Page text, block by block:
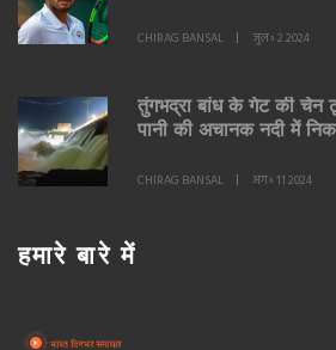
CHIRAG BANSAL जुल॰ 2 2024
तुंगभद्रा बांध के गेट की
पानी की अचानक नदी में
CHIRAG BANSAL अग॰ 11 2024
हमारे बारे में